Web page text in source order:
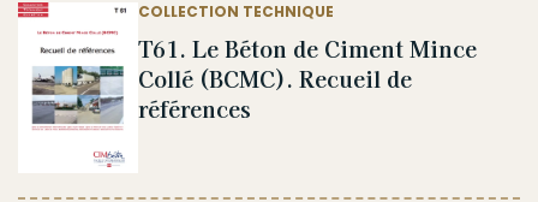
COLLECTION TECHNIQUE
T61. Le Béton de Ciment Mince
Collé (BCMC). Recueil de
références